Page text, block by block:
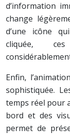
d’information
change
d’une icône
cliquée, ces
Enfin,
sophistiquée.
temps réel pour
bord et des
permet de